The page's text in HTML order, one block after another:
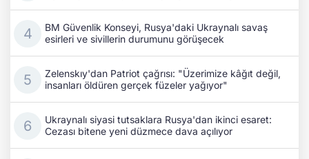
BM Güvenlik Konseyi, Rusya'daki Ukraynalı savaş
esirleri ve sivillerin durumunu görüşecek
Zelenskıy'dan Patriot çağrısı: "Üzerimize kâğıt değil,
insanları öldüren gerçek füzeler yağıyor"
Ukraynalı siyasi tutsaklara Rusya'dan ikinci esaret:
Cezası bitene yeni düzmece dava açılıyor